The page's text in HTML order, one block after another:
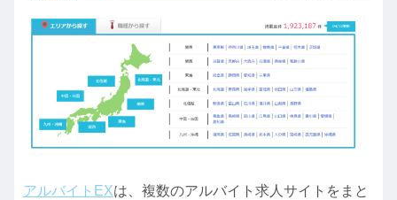
アルバイトEXは、複数のアルバイト求人サイトをまと